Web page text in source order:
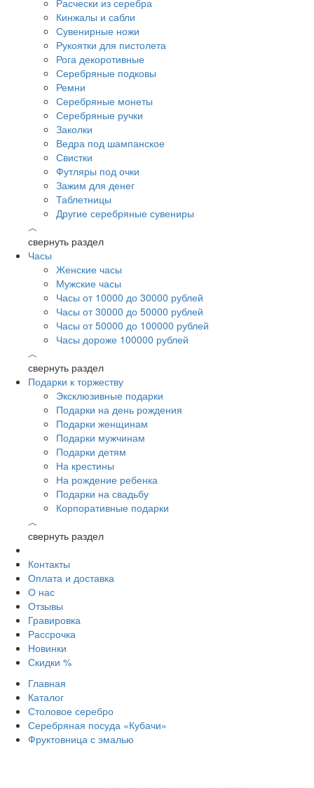
Расчески из серебра
Кинжалы и сабли
Сувенирные ножи
Рукоятки для пистолета
Рога декоротивные
Серебряные подковы
Ремни
Серебряные монеты
Серебряные ручки
Заколки
Ведра под шампанское
Свистки
Футляры под очки
Зажим для денег
Таблетницы
Другие серебряные сувениры
︿
свернуть раздел
Часы
Женские часы
Мужские часы
Часы от 10000 до 30000 рублей
Часы от 30000 до 50000 рублей
Часы от 50000 до 100000 рублей
Часы дороже 100000 рублей
︿
свернуть раздел
Подарки к торжеству
Эксклюзивные подарки
Подарки на день рождения
Подарки женщинам
Подарки мужчинам
Подарки детям
На крестины
На рождение ребенка
Подарки на свадьбу
Корпоративные подарки
︿
свернуть раздел
Контакты
Оплата и доставка
О нас
Отзывы
Гравировка
Рассрочка
Новинки
Скидки %
Главная
Каталог
Столовое серебро
Серебряная посуда «Кубачи»
Фруктовница с эмалью